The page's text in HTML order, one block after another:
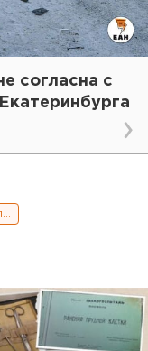
согласна с
Гибель шестилетнего Далера Бобиева, потрясшая Екатеринбург